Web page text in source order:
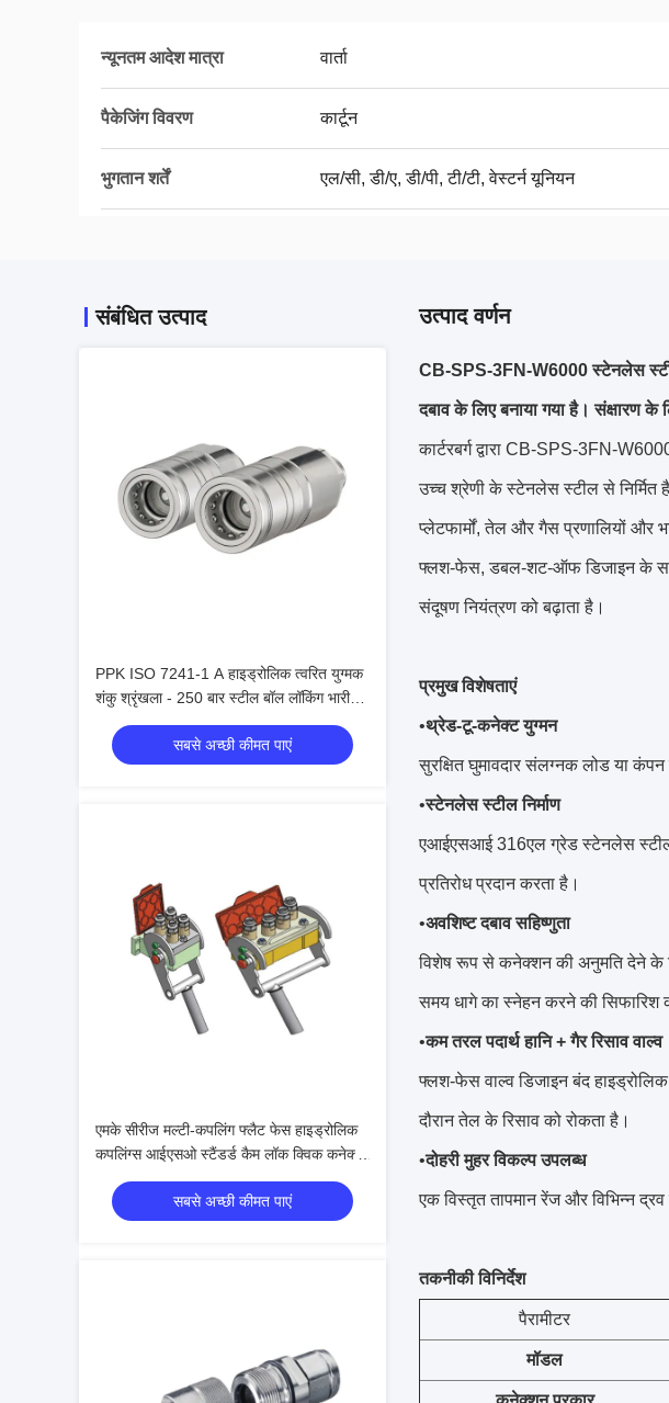
न्यूनतम आदेश मात्रा वार्ता
पैकेजिंग विवरण कार्टून
भुगतान शर्तें एल/सी, डी/ए, डी/पी, टी/टी, वेस्टर्न यूनियन
संबंधित उत्पाद
PPK ISO 7241-1 A हाइड्रोलिक त्वरित युग्मक
शंकु श्रृंखला - 250 बार स्टील बॉल लॉकिंग भारी
मशीनरी के लिए
सबसे अच्छी कीमत पाएं
एमके सीरीज मल्टी-कपलिंग फ्लैट फेस हाइड्रोलिक
कपलिंग्स आईएसओ स्टैंडर्ड कैम लॉक क्विक कनेक्ट
सिस्टम
सबसे अच्छी कीमत पाएं
उत्पाद वर्णन
CB-SPS-3FN-W6000 स्टेनलेस स्टील
दबाव के लिए बनाया गया है। संक्षारण के
कार्टरबर्ग द्वारा CB-SPS-3FN-
उच्च श्रेणी के स्टेनलेस स्टील से निर्मित
प्लेटफार्मों, तेल और गैस प्रणालियों और
फ्लश-फेस, डबल-शट-ऑफ डिजाइन के
संदूषण नियंत्रण को बढ़ाता है।
प्रमुख विशेषताएं
•थ्रेड-टू-कनेक्ट युग्मन
सुरक्षित घुमावदार संलग्नक लोड या
•स्टेनलेस स्टील निर्माण
एआईएसआई 316एल ग्रेड स्टेनलेस स्टील
प्रतिरोध प्रदान करता है।
•अवशिष्ट दबाव सहिष्णुता
विशेष रूप से कनेक्शन की अनुमति देने के
समय धागे का स्नेहन करने की सिफारिश
•कम तरल पदार्थ हानि + गैर रिसाव वाल्व
फ्लश-फेस वाल्व डिजाइन बंद
दौरान तेल के रिसाव को रोकता है।
•दोहरी मुहर विकल्प उपलब्ध
एक विस्तृत तापमान रेंज और विभिन्न
तकनीकी विनिर्देश
पैरामीटर
मॉडल